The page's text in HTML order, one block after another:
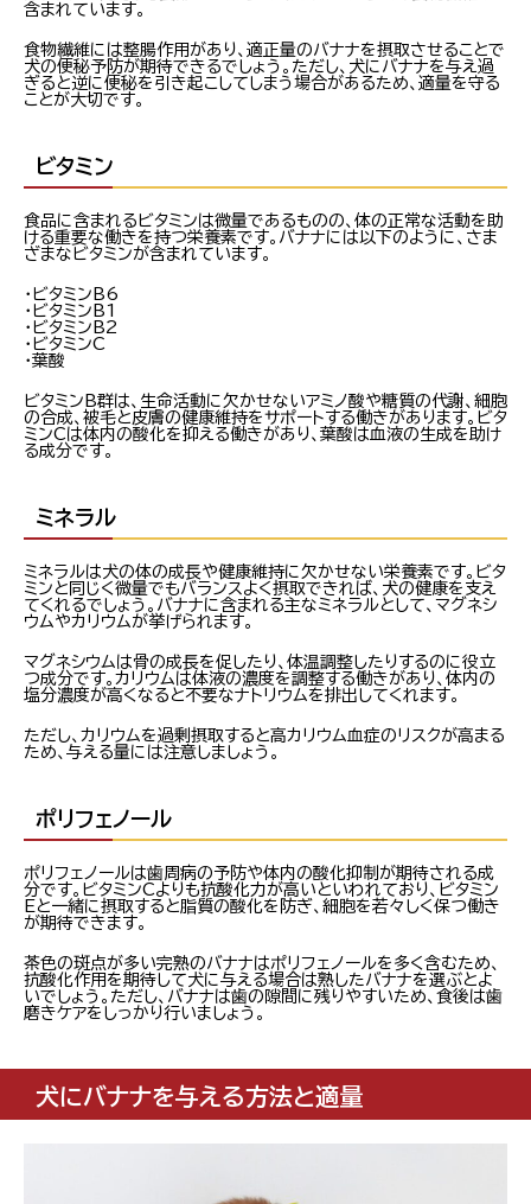
含まれています。
食物繊維には整腸作用があり、適正量のバナナを摂取させることで
犬の便秘予防が期待できるでしょう。ただし、犬にバナナを与え過
ぎると逆に便秘を引き起こしてしまう場合があるため、適量を守る
ことが大切です。
ビタミン
食品に含まれるビタミンは微量であるものの、体の正常な活動を助
ける重要な働きを持つ栄養素です。バナナには以下のように、さま
ざまなビタミンが含まれています。
・ビタミンB6
・ビタミンB1
・ビタミンB2
・ビタミンC
・葉酸
ビタミンB群は、生命活動に欠かせないアミノ酸や糖質の代謝、細胞
の合成、被毛と皮膚の健康維持をサポートする働きがあります。ビタ
ミンCは体内の酸化を抑える働きがあり、葉酸は血液の生成を助け
る成分です。
ミネラル
ミネラルは犬の体の成長や健康維持に欠かせない栄養素です。ビタ
ミンと同じく微量でもバランスよく摂取できれば、犬の健康を支え
てくれるでしょう。バナナに含まれる主なミネラルとして、マグネシ
ウムやカリウムが挙げられます。
マグネシウムは骨の成長を促したり、体温調整したりするのに役立
つ成分です。カリウムは体液の濃度を調整する働きがあり、体内の
塩分濃度が高くなると不要なナトリウムを排出してくれます。
ただし、カリウムを過剰摂取すると高カリウム血症のリスクが高まる
ため、与える量には注意しましょう。
ポリフェノール
ポリフェノールは歯周病の予防や体内の酸化抑制が期待される成
分です。ビタミンCよりも抗酸化力が高いといわれており、ビタミン
Eと一緒に摂取すると脂質の酸化を防ぎ、細胞を若々しく保つ働き
が期待できます。
茶色の斑点が多い完熟のバナナはポリフェノールを多く含むため、
抗酸化作用を期待して犬に与える場合は熟したバナナを選ぶとよ
いでしょう。ただし、バナナは歯の隙間に残りやすいため、食後は歯
磨きケアをしっかり行いましょう。
犬にバナナを与える方法と適量